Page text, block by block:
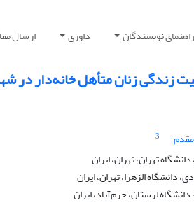
راهنمای نویسندگان داوری ارسال
زندگی زنان ‌متأهل خانه‌‌دار در
3
تهران، تهران، ایران
دانشگاه الزهرا، تهران، ایران
لرستان، خرم‌آباد، ایران